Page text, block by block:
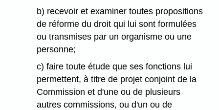
b) recevoir et examiner toutes propositions
de réforme du droit qui lui sont formulées
ou transmises par un organisme ou une
personne;
c) faire toute étude que ses fonctions lui
permettent, à titre de projet conjoint de la
Commission et d'une ou de plusieurs
autres commissions, ou d'un ou de